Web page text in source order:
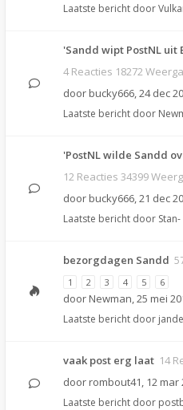
Laatste bericht door
'Sandd wipt PostNL uit
4 Reacties 18272
door bucky666,24 dec
Laatste bericht door
'PostNL wilde Sandd
12 Reacties 34399
door bucky666,21 dec
Laatste bericht door
bezorgdagen Sandd
1 2 3 4 5 6
door Newman,25 mei
Laatste bericht door
vaak post erg laat 14
door rombout41, 12 mar
Laatste bericht door